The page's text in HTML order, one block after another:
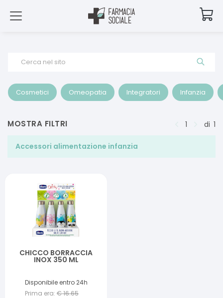
Cerca nel sito
Cosmetici Omeopatia Integratori Infanzia
MOSTRA FILTRI 1 di 1
Accessori alimentazione infanzia
CHICCO BORRACCIA
INOX 350 ML
Disponibile entro 24h
Prima era: €16.65